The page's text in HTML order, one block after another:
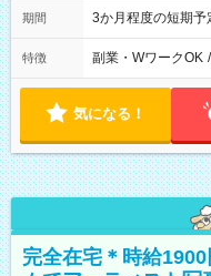
期間 3か月程度の短期
特徴 副業・WワークOK /
気になる！
完全在宅＊時給